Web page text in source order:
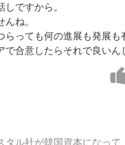
ですから。
ね。
っても何の進展も発展も
で合意したらそれで良いん
タル社が韓国資本になって